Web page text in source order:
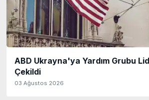
ABD Ukrayna'ya Yardım Grubu
Çekildi
03 Ağustos 2026